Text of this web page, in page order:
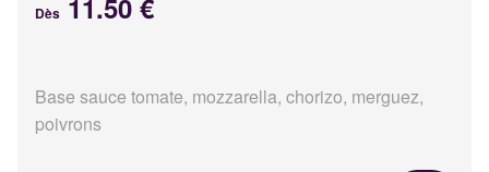
Dès 11.50 €
Base sauce tomate, mozzarella, chorizo, merguez,
poivrons